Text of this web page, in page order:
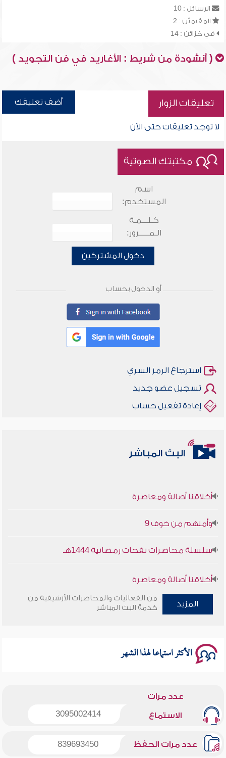
الرسائل : 10
المقيميّن : 2
في خزائن : 14
( أنشودة من شريط : الأغاريد في فن التجويد )
تعليقات الزوار أضف تعليقك
لا توجد تعليقات حتى الآن
مكتبتك الصوتية
اسم
المستخدم:
كـلـــمـة
الـمـــــرور:
دخول المشتركين
أو الدخول بحساب
استرجاع الرمز السري
تسجيل عضو جديد
إعادة تفعيل حساب
البث المباشر
أخلاقنا أصالة ومعاصرة
وأمنهم من خوف 9
سلسلة محاضرات نفحات رمضانية 1444هـ
أخلاقنا أصالة ومعاصرة
وأمنهم من خوف 9
المزيد
من الفعاليات والمحاضرات الأرشيفية من
خدمة البث المباشر
الأكثر استماعا لهذا الشهر
عدد مرات
الاستماع 3095002414
عدد مرات الحفظ 839693450